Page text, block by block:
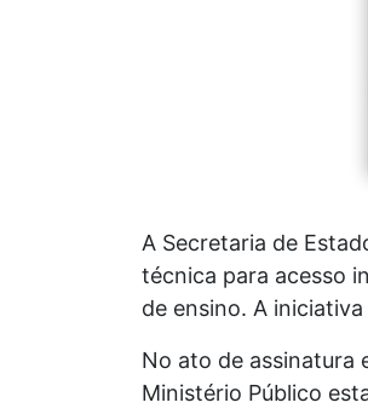
A Secretaria de
técnica para acesso
de ensino. A
No ato de assinatura
Ministério Público